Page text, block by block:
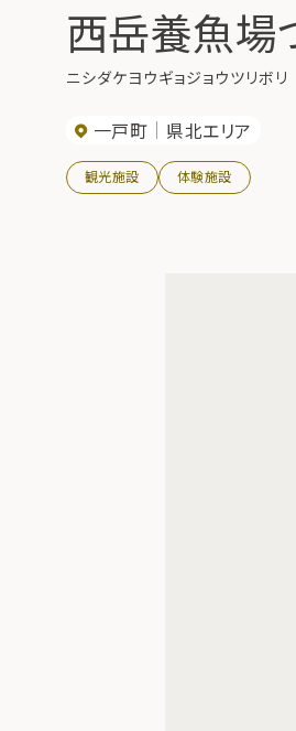
西岳養魚場
ニシダケヨウギョジョウツリボリ
一戸町 県北エリア
観光施設 体験施設